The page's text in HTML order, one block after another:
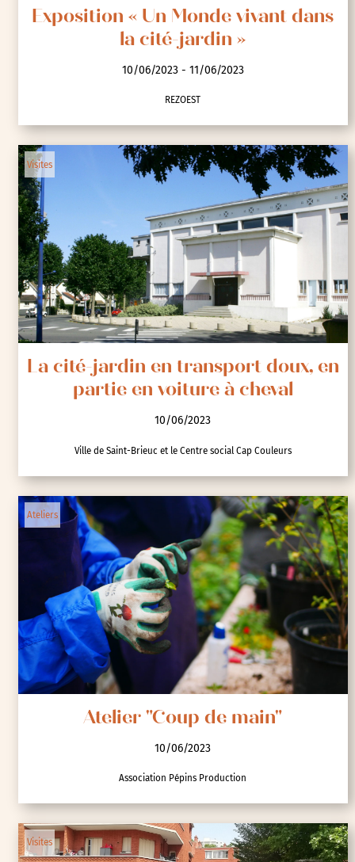
Exposition « Un Monde vivant dans
la cité-jardin »
10/06/2023 - 11/06/2023
REZOEST
Visites
La cité-jardin en transport doux, en
partie en voiture à cheval
10/06/2023
Ville de Saint-Brieuc et le Centre social Cap Couleurs
Ateliers
Atelier "Coup de main"
10/06/2023